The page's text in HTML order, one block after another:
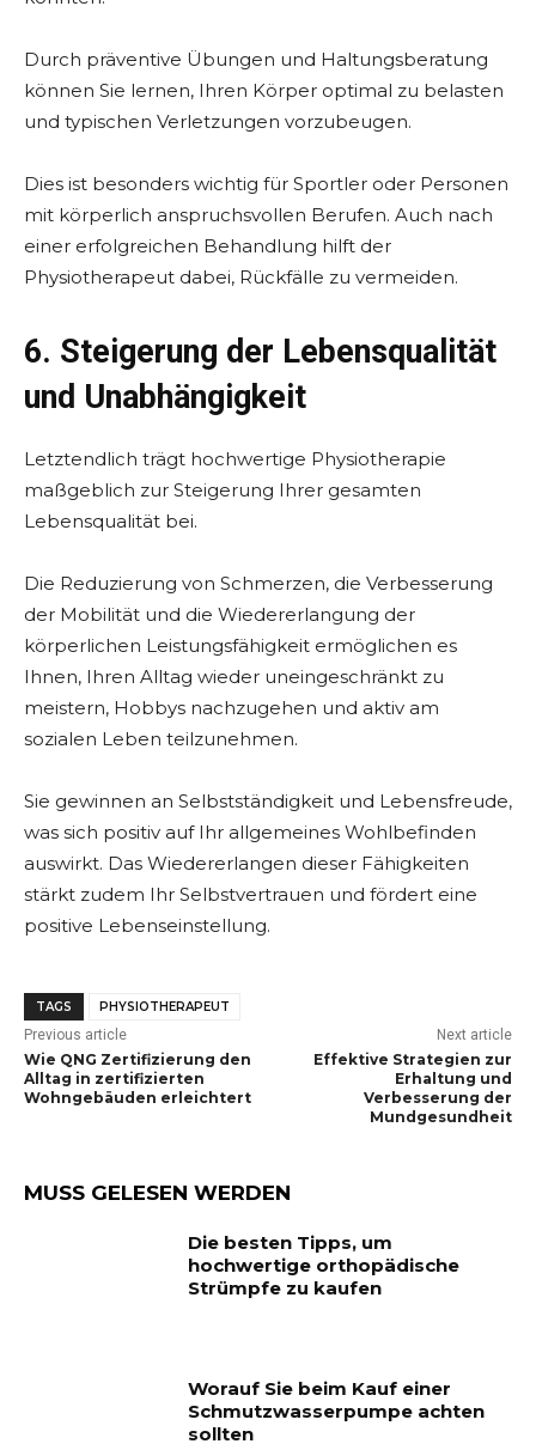
Durch präventive Übungen und Haltungsberatung
können Sie lernen, Ihren Körper optimal zu belasten
und typischen Verletzungen vorzubeugen.
Dies ist besonders wichtig für Sportler oder Personen
mit körperlich anspruchsvollen Berufen. Auch nach
einer erfolgreichen Behandlung hilft der
Physiotherapeut dabei, Rückfälle zu vermeiden.
6. Steigerung der Lebensqualität
und Unabhängigkeit
Letztendlich trägt hochwertige Physiotherapie
maßgeblich zur Steigerung Ihrer gesamten
Lebensqualität bei.
Die Reduzierung von Schmerzen, die Verbesserung
der Mobilität und die Wiedererlangung der
körperlichen Leistungsfähigkeit ermöglichen es
Ihnen, Ihren Alltag wieder uneingeschränkt zu
meistern, Hobbys nachzugehen und aktiv am
sozialen Leben teilzunehmen.
Sie gewinnen an Selbstständigkeit und Lebensfreude,
was sich positiv auf Ihr allgemeines Wohlbefinden
auswirkt. Das Wiedererlangen dieser Fähigkeiten
stärkt zudem Ihr Selbstvertrauen und fördert eine
positive Lebenseinstellung.
TAGS PHYSIOTHERAPEUT
Previous article
Wie QNG Zertifizierung den
Alltag in zertifizierten
Wohngebäuden erleichtert
Next article
Effektive Strategien zur
Erhaltung und
Verbesserung der
Mundgesundheit
MUSS GELESEN WERDEN
Die besten Tipps, um
hochwertige orthopädische
Strümpfe zu kaufen
Worauf Sie beim Kauf einer
Schmutzwasserpumpe achten
sollten